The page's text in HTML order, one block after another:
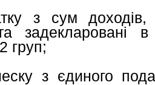
з сум
задекларовані
груп;
з єдиного